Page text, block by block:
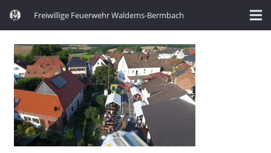
Freiwillige Feuerwehr Waldems-Bermbach